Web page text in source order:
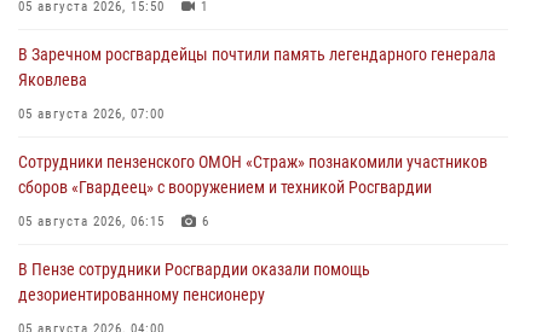
05 августа 2026, 15:50 1
В Заречном росгвардейцы почтили память легендарного генерала
Яковлева
05 августа 2026, 07:00
Сотрудники пензенского ОМОН «Страж» познакомили участников
сборов «Гвардеец» с вооружением и техникой Росгвардии
05 августа 2026, 06:15 6
В Пензе сотрудники Росгвардии оказали помощь
дезориентированному пенсионеру